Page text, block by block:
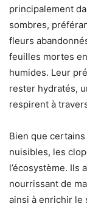
principalement
sombres,
fleurs
feuilles mortes
humides. Leur
rester hydratés,
respirent à
Bien que
nuisibles, les
l’écosystème. Ils
nourrissant de
ainsi à enrichir le